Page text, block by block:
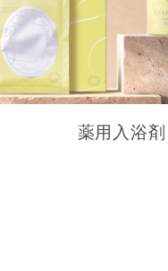
薬用入浴剤